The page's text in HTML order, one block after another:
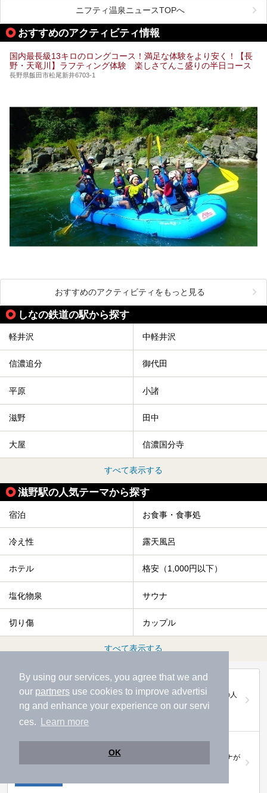
By using our services, you agree that we and
our partners use cookies to improve advertisi
ng and enhance your experience on our servi
ces.
Learn more
OK
道向かいの「よろづや」の大浴場「桃山風呂」や共同浴場の
「湯田中大湯」も利用ができます。
極上のお湯に浸り上質なお料理に舌鼓、特別な日に泊まりた
い湯田中温泉「松籟荘」を、実際に宿泊した目線で紹介しま
ニフティ温泉ニュースTOPへ
おすすめのアクティビティ情報
国内最長級13キロのロングコース！満足な体験をより安く！【長
野・天竜川】ラフティング体験 楽しさてんこ盛りの半日コース
長野県飯田市松尾新井6703-1
おすすめのアクティビティをもっと見る
しなの鉄道の駅から探す
軽井沢 中軽井沢
信濃追分 御代田
平原 小諸
滋野 田中
大屋 信濃国分寺
すべて表示する
滋野駅の人気テーマから探す
宿泊 お食事・食事処
冷え性 露天風呂
ホテル 格安（1,000円以下）
塩化物泉 サウナ
切り傷 カップル
すべて表示する
第20回ニフティ温泉年間ランキング2025
全国約2.2万件の中から頂点に選ばれた、2025年の人
気施設は…
ニフティ温泉 サウナランキング2026
おふろ好きユーザーの投票により、全国No.1サウナが
決定！